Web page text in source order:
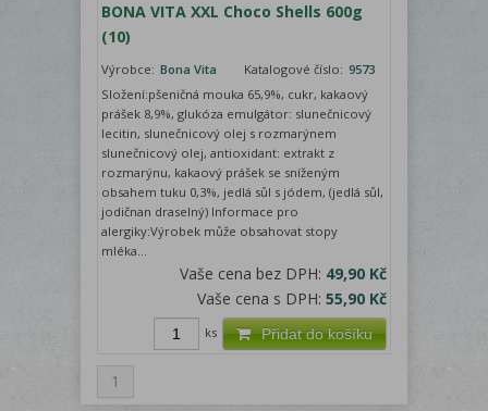
BONA VITA XXL Choco Shells 600g
(10)
Výrobce: Bona Vita Katalogové číslo: 9573
Složení:pšeničná mouka 65,9%, cukr, kakaový
prášek 8,9%, glukóza emulgátor: slunečnicový
lecitin, slunečnicový olej s rozmarýnem
slunečnicový olej, antioxidant: extrakt z
rozmarýnu, kakaový prášek se sníženým
obsahem tuku 0,3%, jedlá sůl s jódem, (jedlá sůl,
jodičnan draselný) Informace pro
alergiky:Výrobek může obsahovat stopy
mléka...
Vaše cena bez DPH: 49,90 Kč
Vaše cena s DPH: 55,90 Kč
Přidat do košíku
ks
1